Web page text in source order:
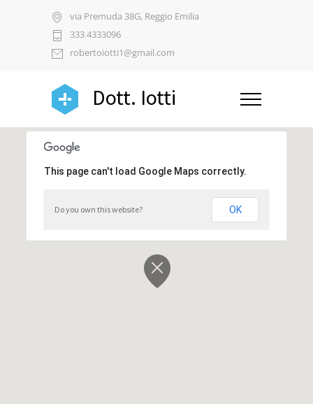
via Premuda 38G, Reggio Emilia
333 4333096
robertoiotti1@gmail.com
Dott. Iotti
This page can't load Google Maps correctly.
Do you own this website? OK